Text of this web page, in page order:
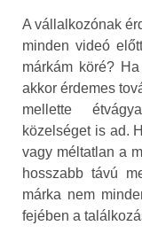
A vállalkozónak
minden videó
márkám köré?
akkor érdemes
mellette
közelséget is ad.
vagy méltatlan a
hosszabb távú
márka nem
fejében a